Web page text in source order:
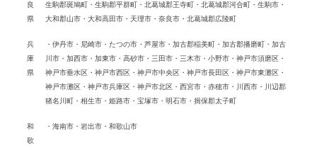
良
県
生駒郡斑鳩町・生駒郡平群町・北葛城郡王寺町・北葛城郡河合町・生駒市・
大和郡山市・大和高田市・天理市・奈良市・北葛城郡広陵町
兵
庫
県
・伊丹市・尼崎市・たつの市・芦屋市・加古郡稲美町・加古郡播磨町・加古
川市・加西市・加東市・高砂市・三田市・三木市・小野市・神戸市須磨区・
神戸市垂水区・神戸市西区・神戸市中央区・神戸市長田区・神戸市東灘区・
神戸市灘区・神戸市兵庫区・神戸市北区・西宮市・赤穂市・川西市・川辺郡
猪名川町・相生市・姫路市・宝塚市・明石市・揖保郡太子町
和
歌
・海南市・岩出市・和歌山市